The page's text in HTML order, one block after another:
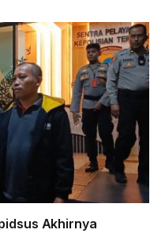
Akhirnya